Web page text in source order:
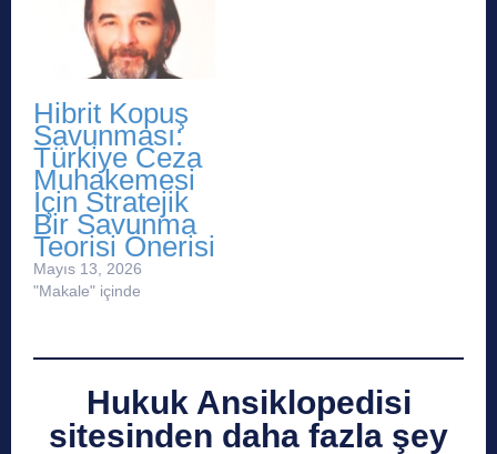
Hibrit Kopuş
Savunması:
Türkiye Ceza
Muhakemesi
İçin Stratejik
Bir Savunma
Teorisi Önerisi
Mayıs 13, 2026
"Makale" içinde
Hukuk Ansiklopedisi
sitesinden daha fazla şey